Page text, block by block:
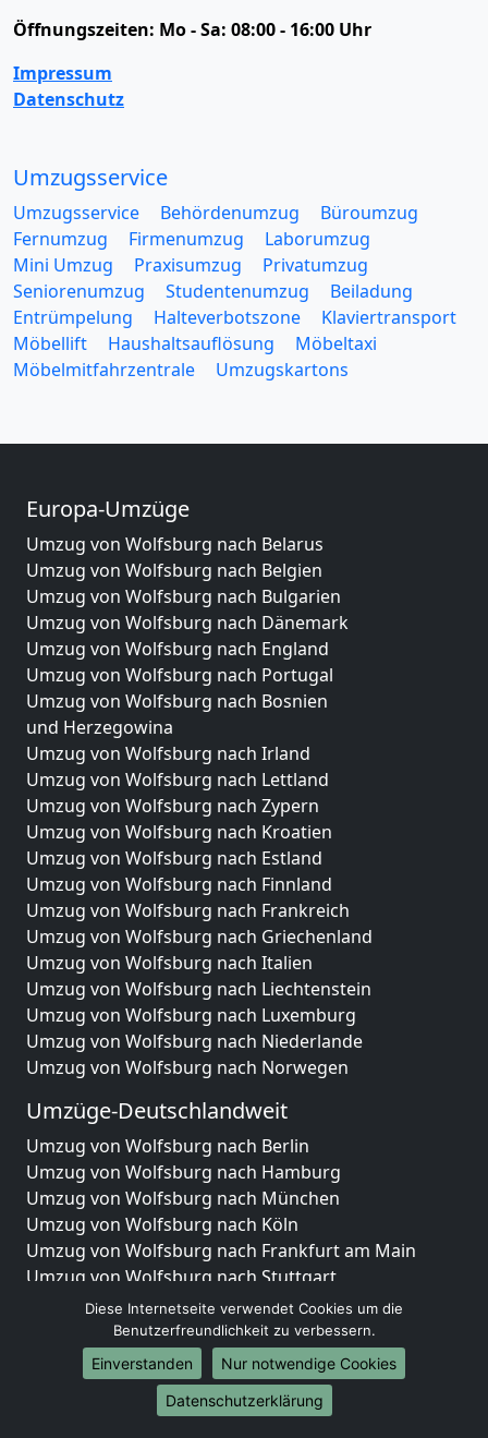
Öffnungszeiten: Mo - Sa: 08:00 - 16:00 Uhr
Impressum
Datenschutz
Umzugsservice
Umzugsservice Behördenumzug
Büroumzug
Fernumzug
Firmenumzug
Laborumzug
Mini Umzug
Praxisumzug
Privatumzug
Seniorenumzug
Studentenumzug
Beiladung
Entrümpelung
Halteverbotszone
Klaviertransport
Möbellift
Haushaltsauflösung
Möbeltaxi
Möbelmitfahrzentrale
Umzugskartons
Europa-Umzüge
Umzug von Wolfsburg nach Belarus
Umzug von Wolfsburg nach Belgien
Umzug von Wolfsburg nach Bulgarien
Umzug von Wolfsburg nach Dänemark
Umzug von Wolfsburg nach England
Umzug von Wolfsburg nach Portugal
Umzug von Wolfsburg nach Bosnien
und Herzegowina
Umzug von Wolfsburg nach Irland
Umzug von Wolfsburg nach Lettland
Umzug von Wolfsburg nach Zypern
Umzug von Wolfsburg nach Kroatien
Umzug von Wolfsburg nach Estland
Umzug von Wolfsburg nach Finnland
Umzug von Wolfsburg nach Frankreich
Umzug von Wolfsburg nach Griechenland
Umzug von Wolfsburg nach Italien
Umzug von Wolfsburg nach Liechtenstein
Umzug von Wolfsburg nach Luxemburg
Umzug von Wolfsburg nach Niederlande
Umzug von Wolfsburg nach Norwegen
Umzüge-Deutschlandweit
Umzug von Wolfsburg nach Berlin
Umzug von Wolfsburg nach Hamburg
Umzug von Wolfsburg nach München
Umzug von Wolfsburg nach Köln
Umzug von Wolfsburg nach Frankfurt am Main
Umzug von Wolfsburg nach Stuttgart
Umzug von Wolfsburg nach Düsseldorf
Umzug von Wolfsburg nach Leipzig
Umzug von Wolfsburg nach Dortmund
Umzug von Wolfsburg nach Essen
Umzug von Wolfsburg nach Bremen
Diese Internetseite verwendet Cookies um die
Benutzerfreundlichkeit zu verbessern.
Einverstanden
Nur notwendige Cookies
Datenschutzerklärung